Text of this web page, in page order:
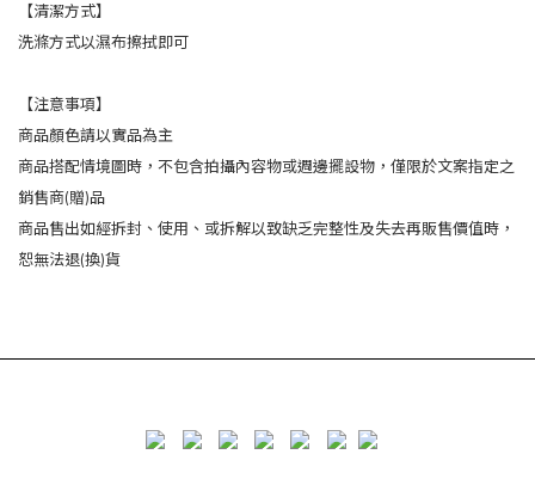
【清潔方式】
洗滌方式以濕布擦拭即可
【注意事項】
商品顏色請以實品為主
商品搭配情境圖時，不包含拍攝內容物或週邊擺設物，僅限於文案指定之
銷售商(贈)品
商品售出如經拆封、使用、或拆解以致缺乏完整性及失去再販售價值時，
恕無法退(換)貨